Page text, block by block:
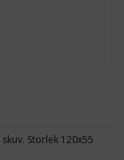
Storlek 120x55